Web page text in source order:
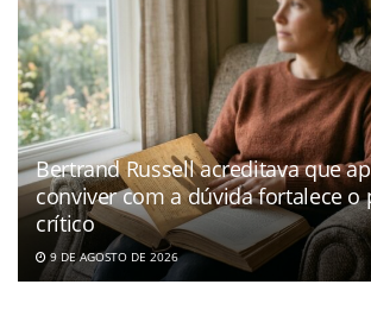
Bertrand Russell acreditava que
conviver com a dúvida fortalece o
crítico
9 DE AGOSTO DE 2026